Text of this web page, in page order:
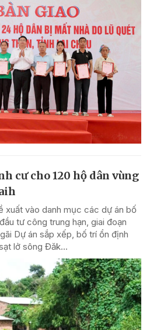
cư cho 120 hộ dân vùng
xuất vào danh mục các dự án bố
tư công trung hạn, giai đoạn
Dự án sắp xếp, bố trí ổn định
lở sông Đăk...